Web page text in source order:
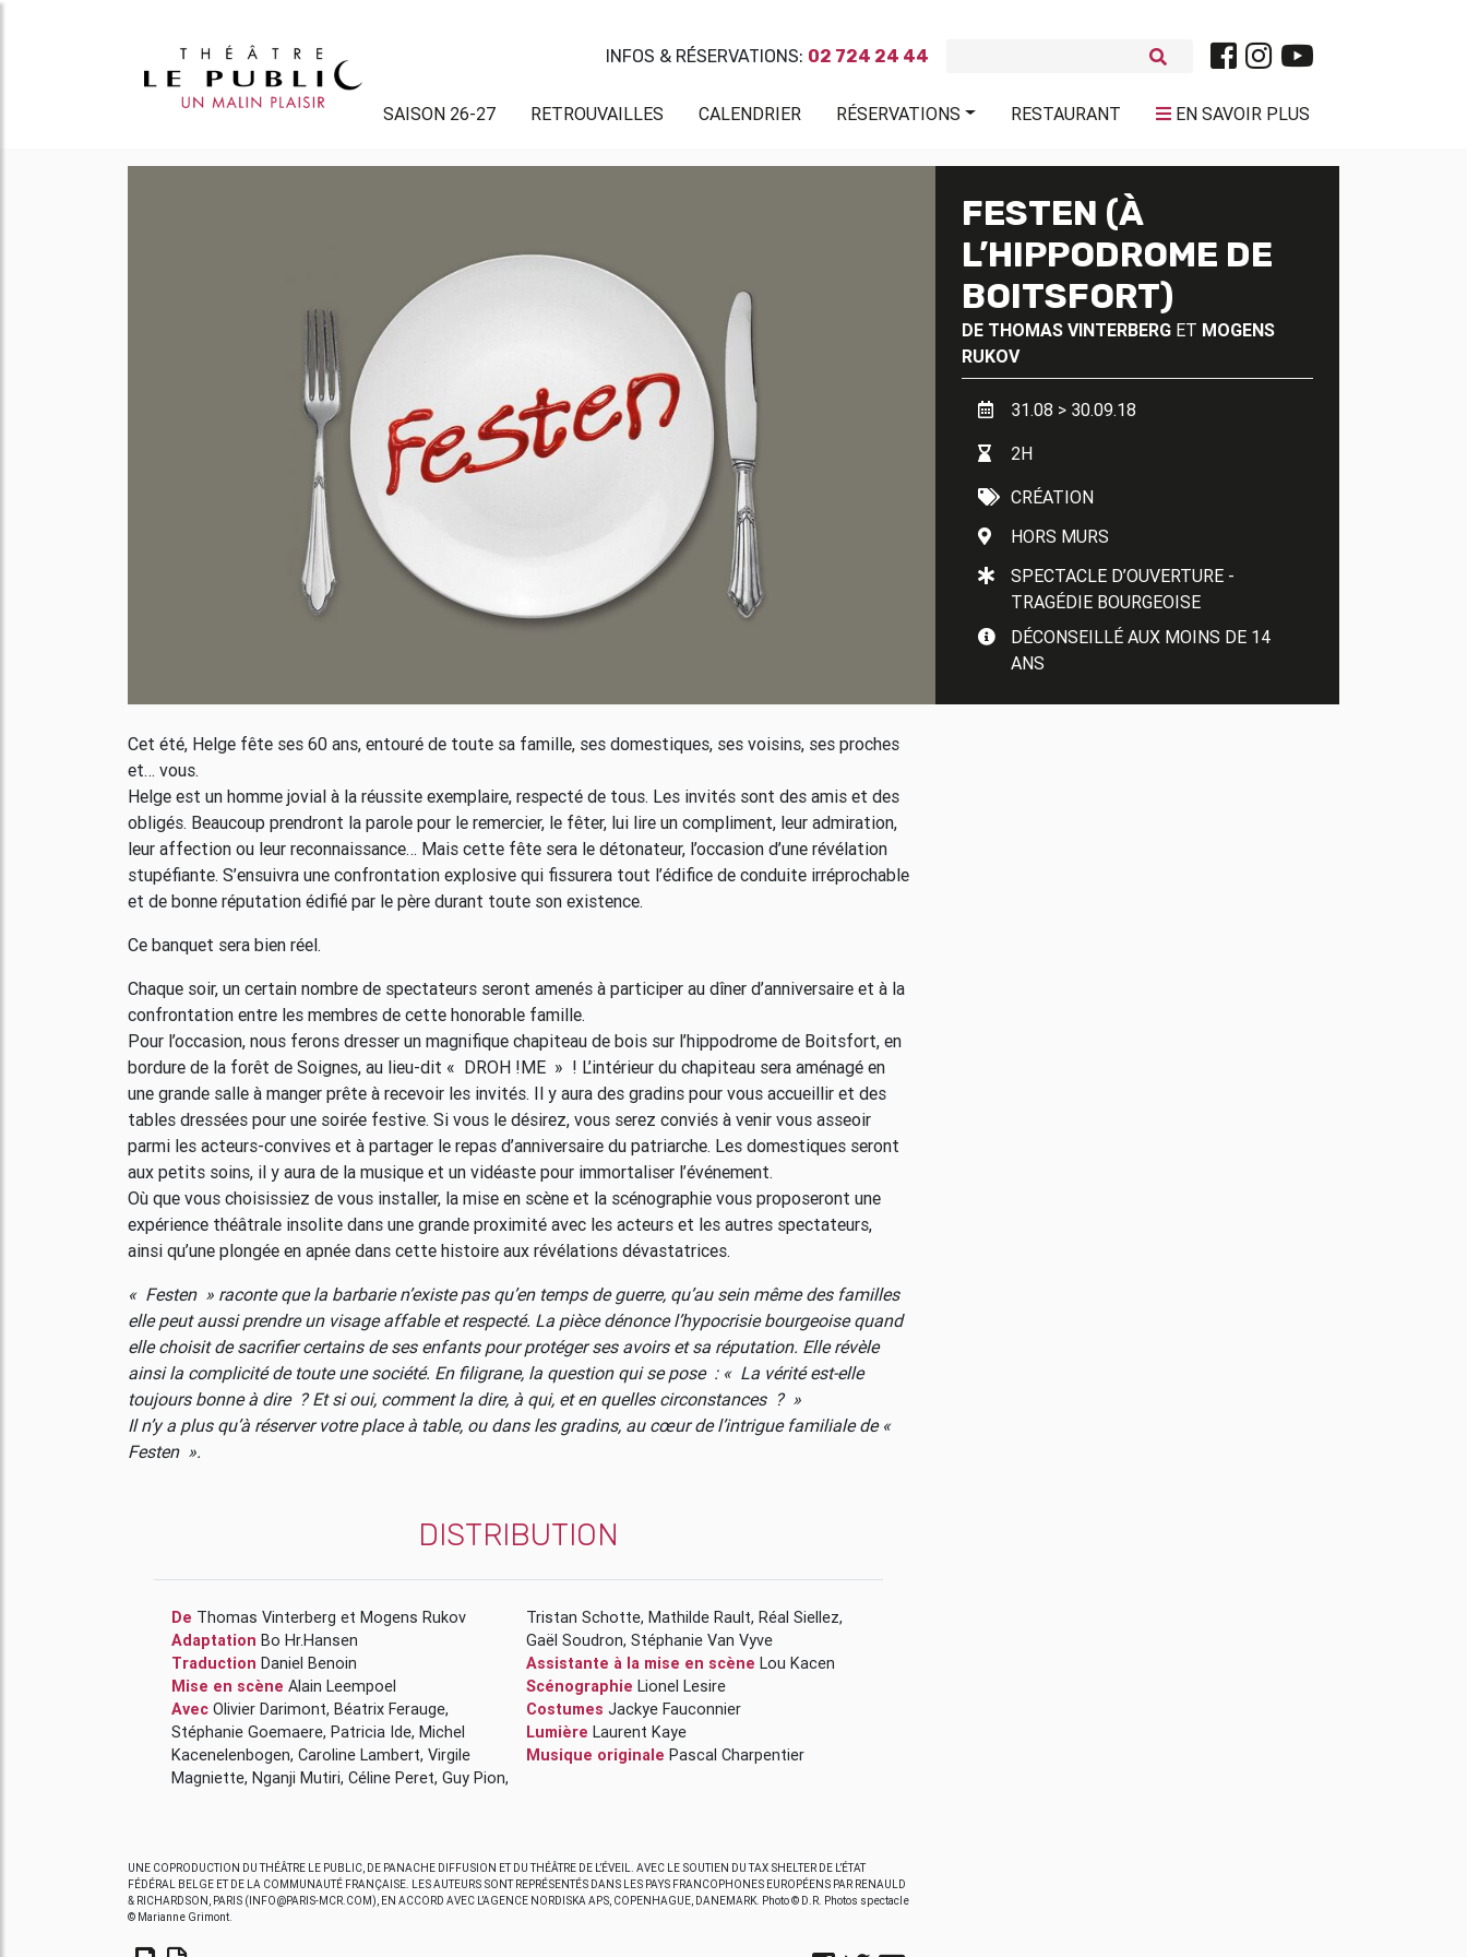
INFOS & RÉSERVATIONS: 02 724 24 44
SAISON 26-27 RETROUVAILLES CALENDRIER RÉSERVATIONS RESTAURANT EN SAVOIR PLUS
FESTEN (À
L’HIPPODROME DE
BOITSFORT)
DE THOMAS VINTERBERG ET MOGENS
RUKOV
31.08 > 30.09.18
2H
CRÉATION
HORS MURS
SPECTACLE D’OUVERTURE -
TRAGÉDIE BOURGEOISE
DÉCONSEILLÉ AUX MOINS DE 14
ANS
Cet été, Helge fête ses 60 ans, entouré de toute sa famille, ses domestiques, ses voisins, ses proches
et… vous.
Helge est un homme jovial à la réussite exemplaire, respecté de tous. Les invités sont des amis et des
obligés. Beaucoup prendront la parole pour le remercier, le fêter, lui lire un compliment, leur admiration,
leur affection ou leur reconnaissance… Mais cette fête sera le détonateur, l’occasion d’une révélation
stupéfiante. S’ensuivra une confrontation explosive qui fissurera tout l’édifice de conduite irréprochable
et de bonne réputation édifié par le père durant toute son existence.
Ce banquet sera bien réel.
Chaque soir, un certain nombre de spectateurs seront amenés à participer au dîner d’anniversaire et à la
confrontation entre les membres de cette honorable famille.
Pour l’occasion, nous ferons dresser un magnifique chapiteau de bois sur l’hippodrome de Boitsfort, en
bordure de la forêt de Soignes, au lieu-dit « DROH !ME » ! L’intérieur du chapiteau sera aménagé en
une grande salle à manger prête à recevoir les invités. Il y aura des gradins pour vous accueillir et des
tables dressées pour une soirée festive. Si vous le désirez, vous serez conviés à venir vous asseoir
parmi les acteurs-convives et à partager le repas d’anniversaire du patriarche. Les domestiques seront
aux petits soins, il y aura de la musique et un vidéaste pour immortaliser l’événement.
Où que vous choisissiez de vous installer, la mise en scène et la scénographie vous proposeront une
expérience théâtrale insolite dans une grande proximité avec les acteurs et les autres spectateurs,
ainsi qu’une plongée en apnée dans cette histoire aux révélations dévastatrices.
« Festen » raconte que la barbarie n’existe pas qu’en temps de guerre, qu’au sein même des familles
elle peut aussi prendre un visage affable et respecté. La pièce dénonce l’hypocrisie bourgeoise quand
elle choisit de sacrifier certains de ses enfants pour protéger ses avoirs et sa réputation. Elle révèle
ainsi la complicité de toute une société. En filigrane, la question qui se pose : « La vérité est-elle
toujours bonne à dire ? Et si oui, comment la dire, à qui, et en quelles circonstances ? »
Il n’y a plus qu’à réserver votre place à table, ou dans les gradins, au cœur de l’intrigue familiale de «
Festen ».
DISTRIBUTION
De Thomas Vinterberg et
Mogens Rukov
Adaptation
Bo Hr.Hansen
Traduction
Daniel Benoin
Mise en scène
Alain Leempoel
Avec
Olivier Darimont, Béatrix Ferauge,
Stéphanie Goemaere, Patricia Ide, Michel
Kacenelenbogen, Caroline Lambert, Virgile
Magniette, Nganji Mutiri, Céline Peret, Guy Pion,
Tristan Schotte, Mathilde Rault, Réal Siellez,
Gaël Soudron,
Stéphanie Van Vyve
Assistante à la mise en scène Lou Kacen
Scénographie Lionel Lesire
Costumes Jackye Fauconnier
Lumière Laurent Kaye
Musique originale Pascal Charpentier
UNE COPRODUCTION DU THÉÂTRE LE PUBLIC, DE PANACHE DIFFUSION ET DU THÉÂTRE DE L’ÉVEIL. AVEC LE SOUTIEN DU TAX SHELTER DE L’ÉTAT
FÉDÉRAL BELGE ET DE LA COMMUNAUTÉ FRANÇAISE. LES AUTEURS SONT REPRÉSENTÉS DANS LES PAYS FRANCOPHONES EUROPÉENS PAR RENAULD
& RICHARDSON, PARIS (INFO@PARIS-MCR.COM), EN ACCORD AVEC L’AGENCE NORDISKA APS, COPENHAGUE, DANEMARK. Photo © D.R. Photos spectacle
© Marianne Grimont.